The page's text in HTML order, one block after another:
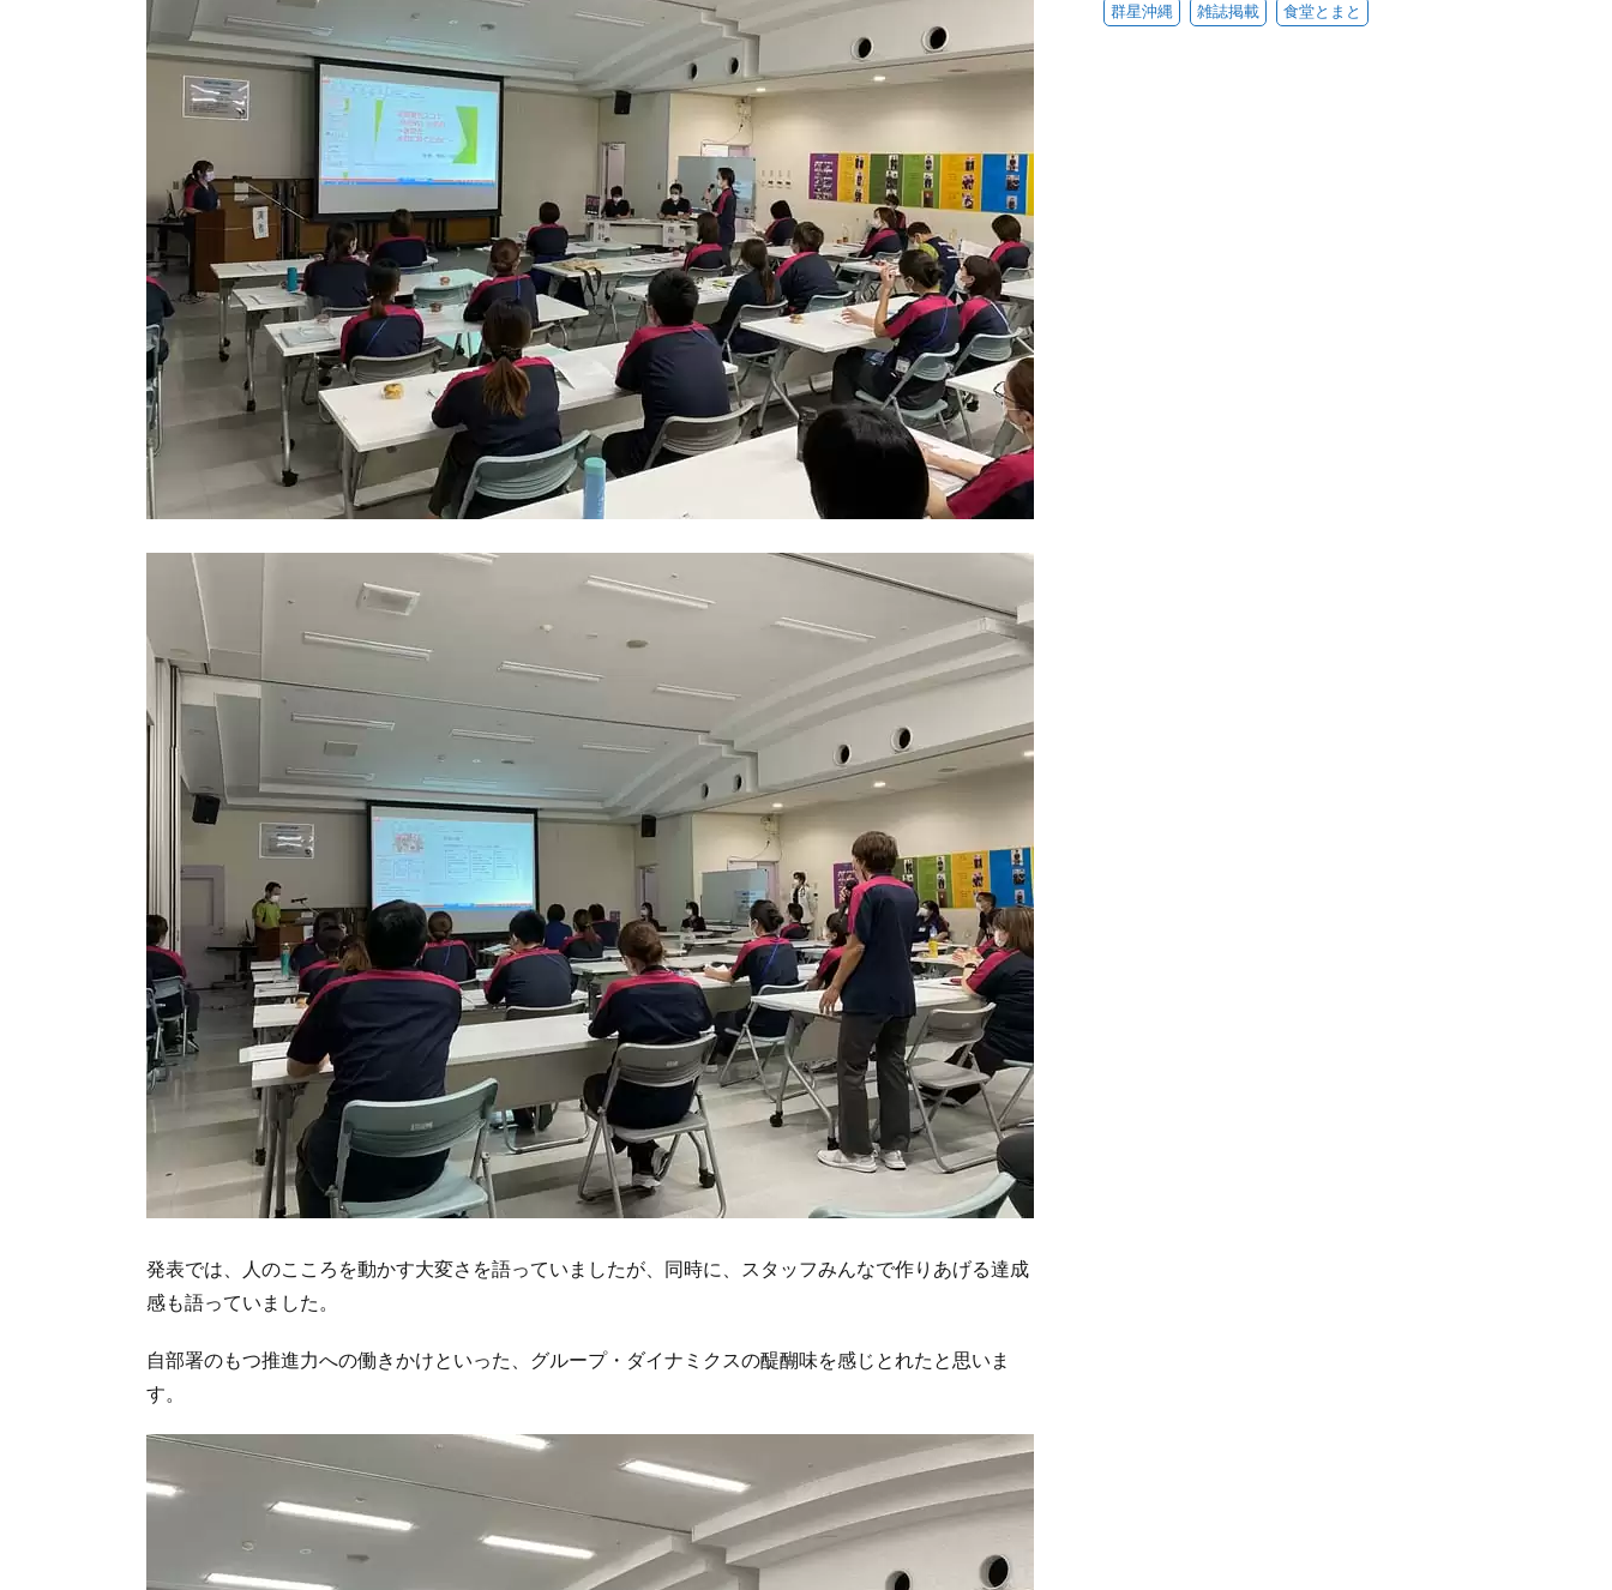
発表では、人のこころを動かす大変さを語っていましたが、同時に、スタッフみんなで作りあげる達成
感も語っていました。
自部署のもつ推進力への働きかけといった、グループ・ダイナミクスの醍醐味を感じとれたと思いま
す。
群星沖縄 雑誌掲載 食堂とまと